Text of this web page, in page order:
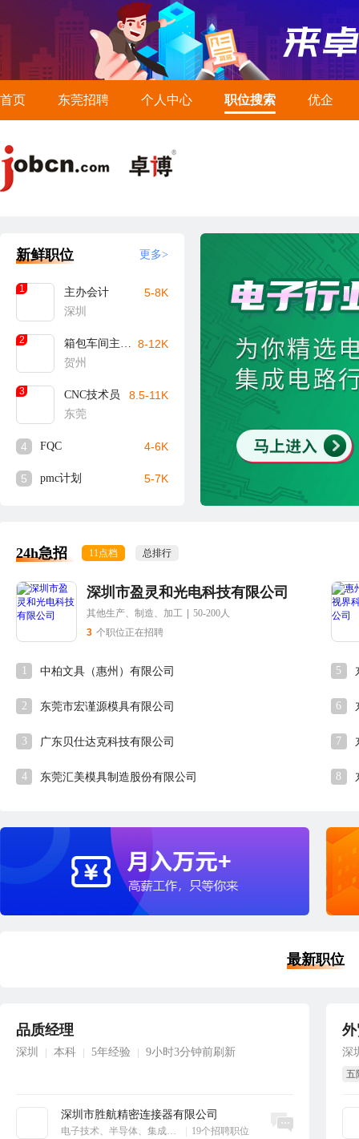
首页 东莞招聘 个人中心 职位搜索 优企
新鲜职位 更多>
1
主办会计
深圳
5-8K
2
箱包车间主任/主管（贺州）
贺州
8-12K
3
CNC技术员
东莞
8.5-11K
4 FQC 4-6K
5 pmc计划 5-7K
24h急招 11点档 总排行
深圳市盈灵和光电科技有限公司
其他生产、制造、加工
50-200人
3 个职位正在招聘
1 中柏文具（惠州）有限公司
2 东莞市宏谨源模具有限公司
3 广东贝仕达克科技有限公司
4 东莞汇美模具制造股份有限公司
5
6
7
8
最新职位
品质经理
深圳 本科 5年经验 9小时3分钟前刷新
深圳市胜航精密连接器有限公司
电子技术、半导体、集成电路 19个招聘职位
立即沟通
深
五